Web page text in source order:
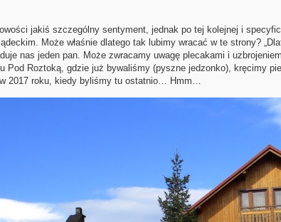
jakiś szczególny sentyment, jednak po tej kolejnej i
Może właśnie dlatego tak lubimy wracać w te strony?
nas jeden pan. Może zwracamy uwagę plecakami i
Pod Roztoką, gdzie już bywaliśmy (pyszne jedzonko), kręcimy
2017 roku, kiedy byliśmy tu ostatnio… Hmm…